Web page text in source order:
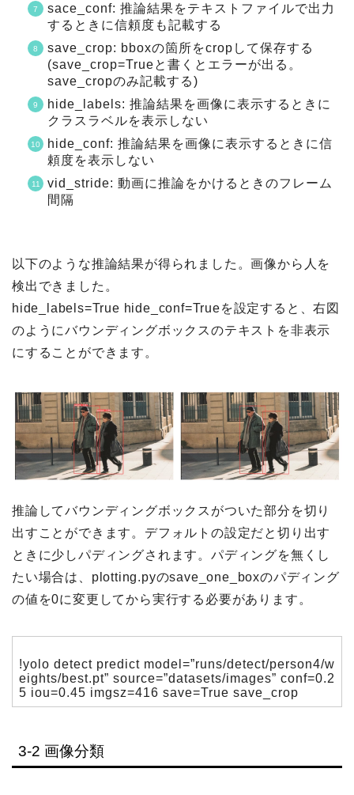
sace_conf: 推論結果をテキストファイルで出力
するときに信頼度も記載する
save_crop: bboxの箇所をcropして保存する
(save_crop=Trueと書くとエラーが出る。
save_cropのみ記載する)
hide_labels: 推論結果を画像に表示するときに
クラスラベルを表示しない
hide_conf: 推論結果を画像に表示するときに信
頼度を表示しない
vid_stride: 動画に推論をかけるときのフレーム
間隔
以下のような推論結果が得られました。画像から人を
検出できました。
hide_labels=True hide_conf=Trueを設定すると、右図
のようにバウンディングボックスのテキストを非表示
にすることができます。
推論してバウンディングボックスがついた部分を切り
出すことができます。デフォルトの設定だと切り出す
ときに少しパディングされます。パディングを無くし
たい場合は、plotting.pyのsave_one_boxのパディング
の値を0に変更してから実行する必要があります。
!yolo detect predict model=”runs/detect/person4/w
eights/best.pt” source=”datasets/images” conf=0.2
5 iou=0.45 imgsz=416 save=True save_crop
3-2 画像分類